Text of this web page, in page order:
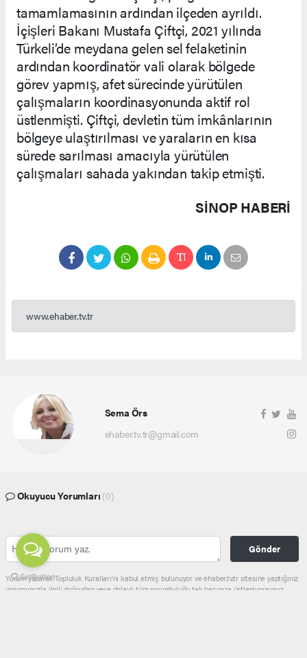
tamamlamasının ardından ilçeden ayrıldı.
İçişleri Bakanı Mustafa Çiftçi, 2021 yılında
Türkeli’de meydana gelen sel felaketinin
ardından koordinatör vali olarak bölgede
görev yapmış, afet sürecinde yürütülen
çalışmaların koordinasyonunda aktif rol
üstlenmişti. Çiftçi, devletin tüm imkânlarının
bölgeye ulaştırılması ve yaraların en kısa
sürede sarılması amacıyla yürütülen
çalışmaları sahada yakından takip etmişti.
SINOP HABERİ
www.ehaber.tv.tr
Sema Örs
ehaber.tv.tr@gmail.com
Okuyucu Yorumları (0)
Gönder
Yorum yazarak Topluluk Kuralları’nı kabul etmiş bulunuyor ve ehaber.tv.tr sitesine yaptığınız
yorumunuzla ilgili doğrudan veya dolaylı tüm sorumluluğu tek başınıza üstleniyorsunuz.